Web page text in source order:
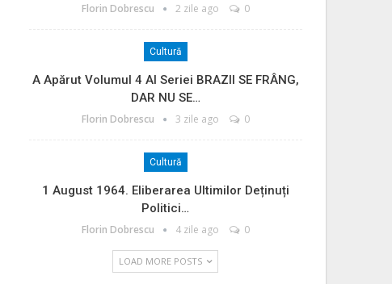
Florin Dobrescu 2 zile ago 0
Cultură
A Apărut Volumul 4 Al Seriei BRAZII SE FRÂNG,
DAR NU SE…
Florin Dobrescu 3 zile ago 0
Cultură
1 August 1964. Eliberarea Ultimilor Deținuți
Politici…
Florin Dobrescu 4 zile ago 0
LOAD MORE POSTS